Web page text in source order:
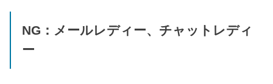
NG：メールレディー、チャットレディ
ー